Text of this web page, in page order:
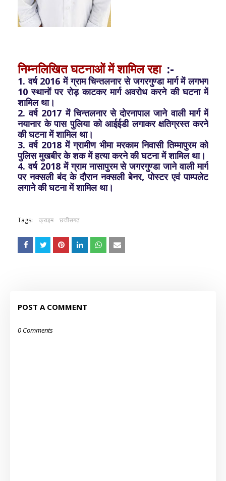
निम्नलिखित घटनाओं में शामिल रहा:-
1. वर्ष 2016 में ग्राम चिन्तलनार से जगरगुण्डा मार्ग में लगभग
10 स्थानों पर रोड़ काटकर मार्ग अवरोध करने की घटना में
शामिल था।
2. वर्ष 2017 में चिन्तलनार से दोरनापाल जाने वाली मार्ग में
नयानार के पास पुलिया को आईईडी लगाकर क्षतिग्रस्त करने
की घटना में शामिल था।
3. वर्ष 2018 में ग्रामीण भीमा मरकाम निवासी तिम्मापुरम को
पुलिस मुखबीर के शक में हत्या करने की घटना में शामिल था।
4. वर्ष 2018 में ग्राम नासापुरम से जगरगुण्डा जाने वाली मार्ग
पर नक्सली बंद के दौरान नक्सली बेनर, पोस्टर एवं पाम्पलेट
लगाने की घटना में शामिल था।
Tags: क्राइम छत्तीसगढ़
POST A COMMENT
0 Comments